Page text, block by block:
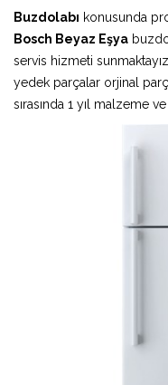
Buzdolabı konusunda
Bosch Beyaz Eşya
servis hizmeti
yedek parçalar orjinal
sırasında 1 yıl malzeme